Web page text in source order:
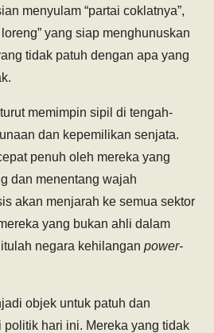
menyulam “partai coklatnya”,
yang siap menghunuskan
tidak patuh dengan apa yang
memimpin sipil di tengah-
dan kepemilikan senjata.
penuh oleh mereka yang
dan menentang wajah
akan menjarah ke semua sektor
yang bukan ahli dalam
negara kehilangan power-
objek untuk patuh dan
hari ini. Mereka yang tidak